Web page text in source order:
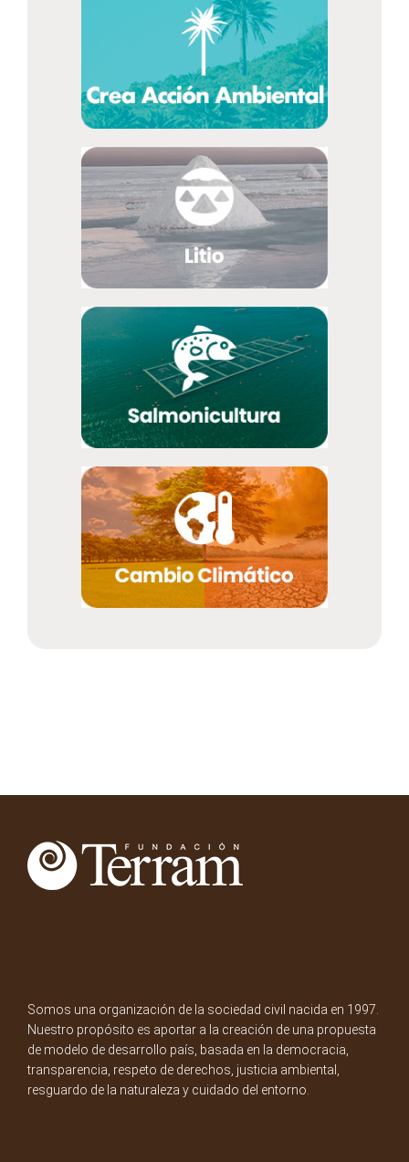
Somos una organización de la sociedad civil nacida en 1997.
Nuestro propósito es aportar a la creación de una propuesta
de modelo de desarrollo país, basada en la democracia,
transparencia, respeto de derechos, justicia ambiental,
resguardo de la naturaleza y cuidado del entorno.